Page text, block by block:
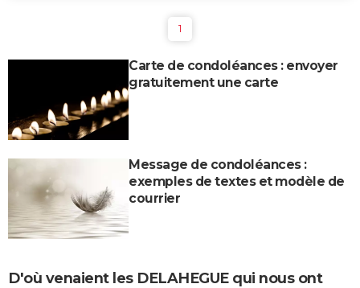
1
Carte de condoléances : envoyer
gratuitement une carte
Message de condoléances :
exemples de textes et modèle de
courrier
D'où venaient les DELAHEGUE qui nous ont